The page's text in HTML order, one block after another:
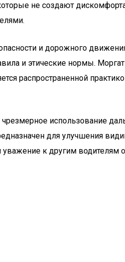
не создают
и дорожного
и этические нормы.
распространенной
использование
для улучшения
к другим водителям